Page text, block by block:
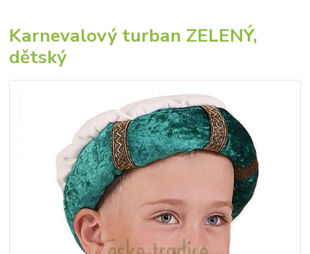
Karnevalový turban ZELENÝ,
dětský